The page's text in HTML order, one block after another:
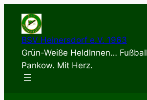
Inhalt
springenBSV Heinersdorf e.V. 1963
Grün-Weiße Heldlnnen…
Pankow. Mit Herz.